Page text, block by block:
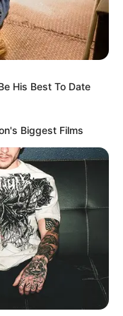
His Best To Date
Biggest Films